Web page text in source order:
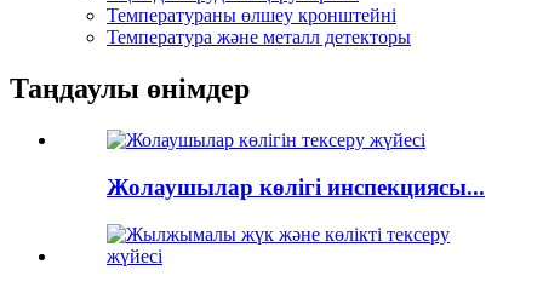
Температураны өлшеу кронштейні
Температура және металл детекторы
Таңдаулы өнімдер
Жолаушылар көлігі инспекциясы...